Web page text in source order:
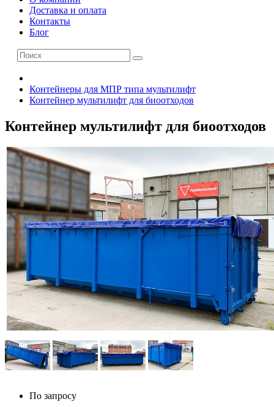
Доставка и оплата
Контакты
Блог
Контейнеры для МПР типа мультилифт
Контейнер мультилифт для биоотходов
Контейнер мультилифт для биоотходов
По запросу